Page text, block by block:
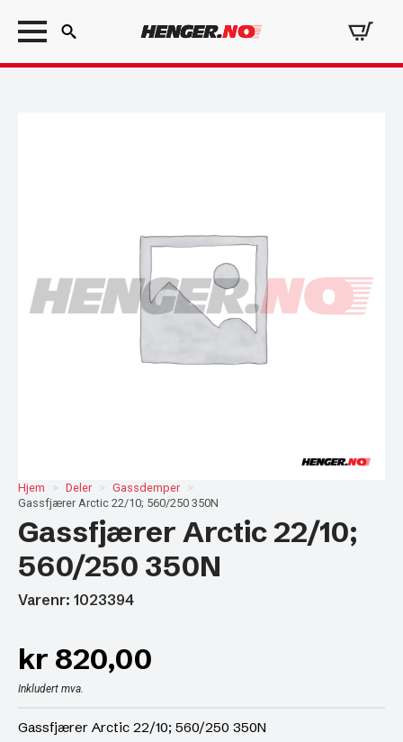
Search
Hjem Deler
Gassdemper
Gassfjærer Arctic 22/10; 560/250 350N
Gassfjærer Arctic 22/10;
560/250 350N
Varenr: 1023394
kr 820,00
Inkludert mva.
Gassfjærer Arctic 22/10; 560/250 350N